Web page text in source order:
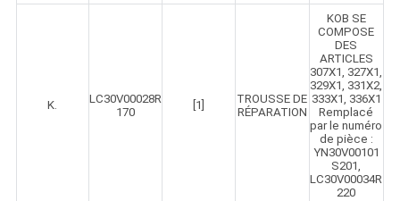
K.
LC30V00028R
170
[1]
TROUSSE DE
RÉPARATION
KOB SE
COMPOSE
DES
ARTICLES
307X1, 327X1,
329X1, 331X2,
333X1, 336X1
Remplacé
par le numéro
de pièce :
YN30V00101
S201,
LC30V00034R
220